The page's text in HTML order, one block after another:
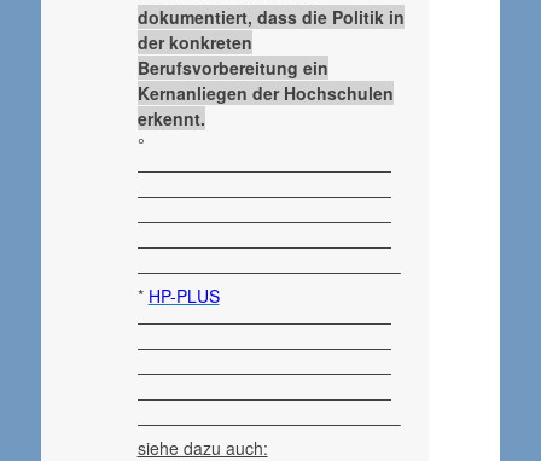
dokumentiert, dass die Politik in
der konkreten
Berufsvorbereitung ein
Kernanliegen der Hochschulen
erkennt.
°
———————————————
———————————————
———————————————
———————————————
———————————————–
* HP-PLUS
———————————————
———————————————
———————————————
———————————————
———————————————–
siehe dazu auch: